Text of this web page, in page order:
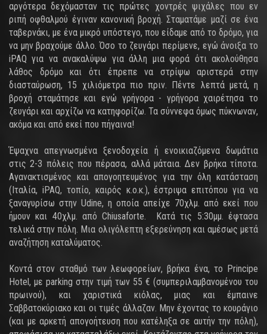
αργότερα δεχόμασταν τις πρώτες χοντρές ψιχάλες που εν
ριπή οφθαλμού έγιναν κανονική βροχή. Σταματάμε μαζί σε ένα
ταβερνάκι, με ένα μικρό υπόστεγο, που είδαμε από το δρόμο, για
να μην βραχούμε άλλο. Όσο το ζευγάρι περίμενε, εγώ άνοιξα το
iPAQ για να ανακαλύψω για άλλη μια φορά ότι ακολούθησα
λάθος δρόμο και ότι έπρεπε να στρίψω αριστερά στην
διασταύρωση, 15 χιλιόμετρα πιο πριν. Πέντε λεπτά μετά, η
βροχή σταμάτησε και εγώ γρήγορα - γρήγορα χαιρέτησα το
ζευγάρι και αρχίζω να κατηφορίζω. Τα σύννεφα όμως πύκνωναν,
ακόμα και από εκεί που πήγαινα!
Έψαχνα απεγνωσμένα ξενοδοχεία ή ενοικιαζόμενα δωμάτια
στις 2-3 πόλεις που πέρασα, αλλά μάταια. Δεν βρήκα τίποτα.
Αγανακτισμένος και απογοητευμένος για την όλη κατάσταση
(Ιταλία, iPAQ, τοπίο, καιρός κ.ο.κ.), έστριψα επιτόπου για να
ξαναγυρίσω στην Udine, η οποία απείχε 70χλμ. από εκεί που
ήμουν και 40χλμ. από Chiusaforte. Κατά τις 5:30μμ. έφτασα
τελικά στην πόλη. Μια ολιγόλεπτη εξερεύνηση και αμέσως μετά
αναζήτηση καταλύματος.
Κοντά στον σταθμό των λεωφορείων, βρήκα ένα, το Principe
Hotel, με parking στην τιμή των 55 € (συμπεριλαμβανομένου του
πρωινού), και χαριστικά κιόλας, μιας και έμπαινε
Σαββατοκύριακο και οι τιμές άλλαζαν. Μην έχοντας το κουράγιο
(και με αρκετή απογοήτευση που κατέληξα σε αυτήν την πόλη),